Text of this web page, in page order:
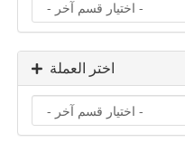
اختر العملة